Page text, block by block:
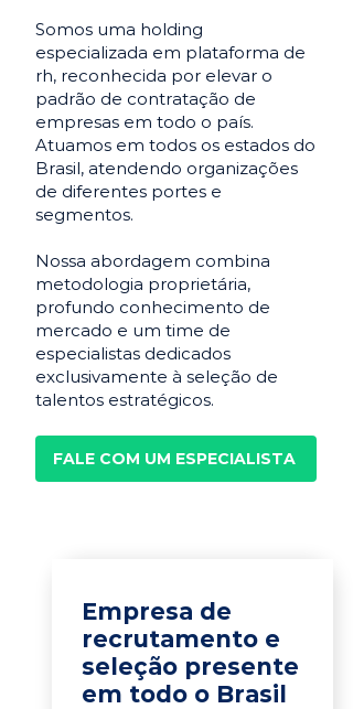
Somos uma holding
especializada em plataforma de
rh, reconhecida por elevar o
padrão de contratação de
empresas em todo o país.
Atuamos em todos os estados do
Brasil, atendendo organizações
de diferentes portes e
segmentos.
Nossa abordagem combina
metodologia proprietária,
profundo conhecimento de
mercado e um time de
especialistas dedicados
exclusivamente à seleção de
talentos estratégicos.
FALE COM UM ESPECIALISTA
Empresa de
recrutamento e
seleção presente
em todo o Brasil